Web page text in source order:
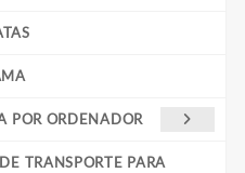
POR ORDENADOR
TRANSPORTE PARA